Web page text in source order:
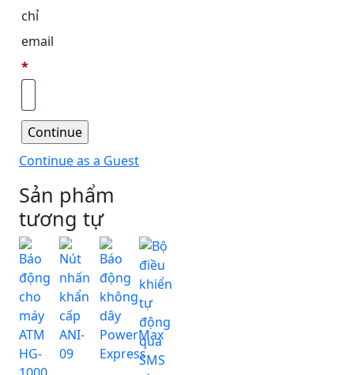
chỉ
email
*
Continue as a Guest
Sản phẩm
tương tự